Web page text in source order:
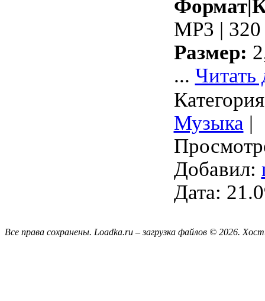
MP3 |
Размер:
... Читать
Музыка |
Добавил:
Дата:
Все права сохранены. Loadka.ru – загрузка файлов © 2026.